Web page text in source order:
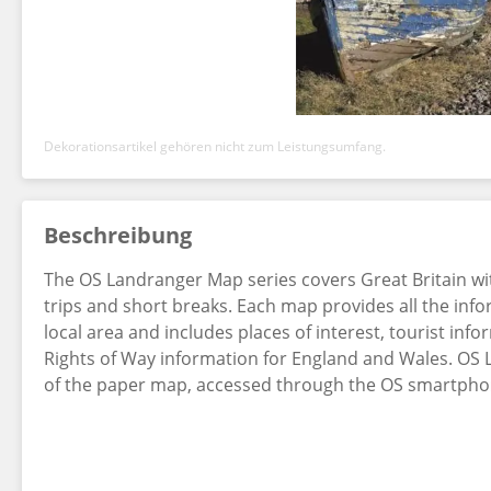
Dekorationsartikel gehören nicht zum Leistungsumfang.
Beschreibung
The OS Landranger Map series covers Great Britain
trips and short breaks. Each map provides all the
local area and includes places of interest, tourist
Rights of Way information for England and Wales.
of the paper map, accessed through the OS